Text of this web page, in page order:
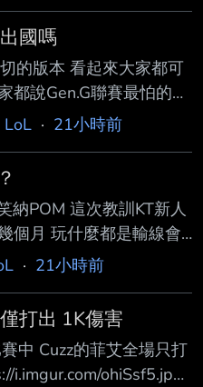
單 全場唯二真預言家
穿雲 大巴黎閃電暗殺狼:
棠珍珠奶茶 (Maple) 蛇
志 (阿志) 小魚蛋 (BEBE)
國嗎
的版本 看起來大家都可
都說Gen.G聯賽最怕的隊
道KT的上限 目前以AD
MSI冠軍 這樣今年KT
----- Sent from JPTT
LoL · 21小時前
納POM 這次教訓KT新人
個月 玩什麼都是輸線會
人 請問尺哥怎麼了？ --
· 21小時前
打出 1K傷害
中 Cuzz的菲艾全場只打
i.imgur.com/ohiSsf5.jpeg